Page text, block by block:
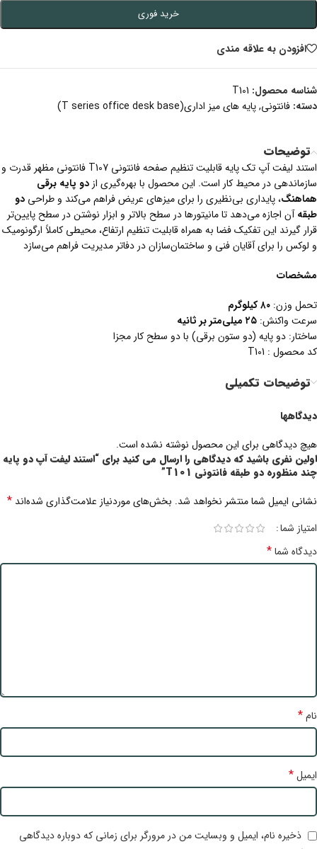
خرید فوری
افزودن به علاقه مندی
شناسه محصول: T101
دسته: فانتونی,پایه های میز اداری(T series office desk base)
توضیحات
استند لیفت آپ تک پایه قابلیت تنظیم صفحه فانتونی T107 فانتونی مظهر قدرت و
سازماندهی در محیط کار است. این محصول با بهره‌گیری از دو پایه برقی
هماهنگ، پایداری بی‌نظیری را برای میزهای عریض فراهم می‌کند و طراحی دو
طبقهآن اجازه می‌دهد تا مانیتورها در سطح بالاتر و ابزار نوشتن در سطح پایین‌تر
قرار گیرند این تفکیک فضا به همراه قابلیت تنظیم ارتفاع، محیطی کاملاً ارگونومیک
و لوکس را برای آقایان فنی و ساختمان‌سازان در دفاتر مدیریت فراهم می‌سازد
مشخصات
تحمل وزن: ۸۰کیلوگرم
سرعت واکنش: ۲۵ میلی‌متر بر ثانیه
ساختار: دو پایه (دو ستون برقی) با دو سطح کار مجزا
کد محصول : T101
توضیحات تکمیلی
دیدگاهها
هیچ دیدگاهی برای این محصول نوشته نشده است.
اولین نفری باشید که دیدگاهی را ارسال می کنید برای “استند لیفت آپ دو پایه
چند منظوره دو طبقه فانتونی T101”
نشانی ایمیل شما منتشر نخواهد شد. بخش‌های موردنیاز علامت‌گذاری شده‌اند *
امتیاز شما
دیدگاه شما*
نام*
ایمیل*
ذخیره نام، ایمیل و وبسایت من در مرورگر برای زمانی که دوباره دیدگاهی